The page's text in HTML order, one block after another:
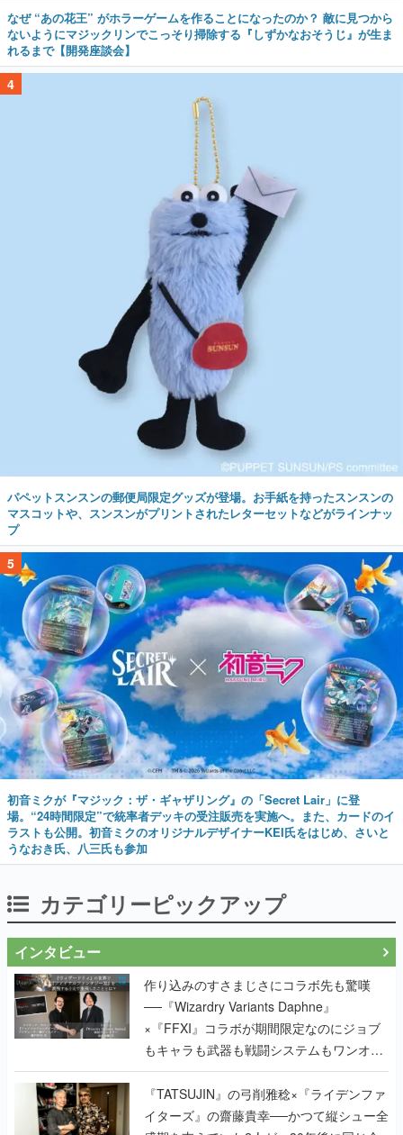
なぜ “あの花王” がホラーゲームを作ることになったのか？ 敵に見つから
ないようにマジックリンでこっそり掃除する『しずかなおそうじ』が生ま
れるまで【開発座談会】
4
パペットスンスンの郵便局限定グッズが登場。お手紙を持ったスンスンの
マスコットや、スンスンがプリントされたレターセットなどがラインナッ
プ
5
初音ミクが『マジック：ザ・ギャザリング』の「Secret Lair」に登
場。“24時間限定”で統率者デッキの受注販売を実施へ。また、カードのイ
ラストも公開。初音ミクのオリジナルデザイナーKEI氏をはじめ、さいと
うなおき氏、八三氏も参加
カテゴリーピックアップ
インタビュー
作り込みのすさまじさにコラボ先も驚嘆
──『Wizardry Variants Daphne』
×『FFXI』コラボが期間限定なのにジョブ
もキャラも武器も戦闘システムもワンオフ
で作り込まれた理由を両ディレクターに聞
く
『TATSUJIN』の弓削雅稔×『ライデンファ
イターズ』の齋藤貴幸──かつて縦シュー全